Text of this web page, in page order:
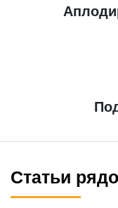
Статьи